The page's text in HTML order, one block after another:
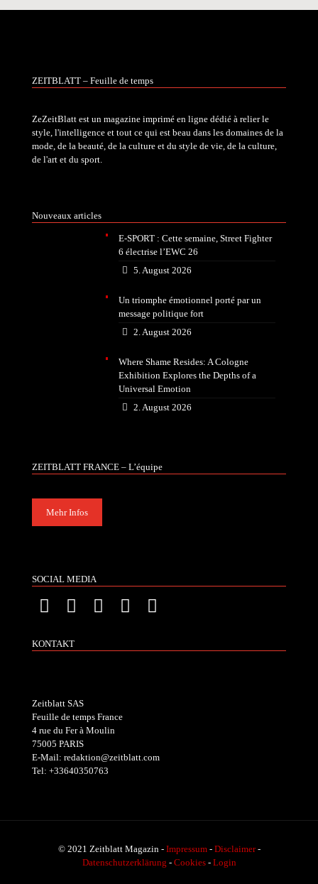
ZEITBLATT – Feuille de temps
ZeZeitBlatt est un magazine imprimé en ligne dédié à relier le
style, l'intelligence et tout ce qui est beau dans les domaines de la
mode, de la beauté, de la culture et du style de vie, de la culture,
de l'art et du sport.
Nouveaux articles
E-SPORT : Cette semaine, Street Fighter
6 électrise l’EWC 26
5. August 2026
Un triomphe émotionnel porté par un
message politique fort
2. August 2026
Where Shame Resides: A Cologne
Exhibition Explores the Depths of a
Universal Emotion
2. August 2026
ZEITBLATT FRANCE – L’équipe
Mehr Infos
SOCIAL MEDIA
KONTAKT
Zeitblatt SAS
Feuille de temps France
4 rue du Fer à Moulin
75005 PARIS
E-Mail: redaktion@zeitblatt.com
Tel: +33640350763
© 2021 Zeitblatt Magazin - Impressum- Disclaimer-
Datenschutzerklärung - Cookies- Login